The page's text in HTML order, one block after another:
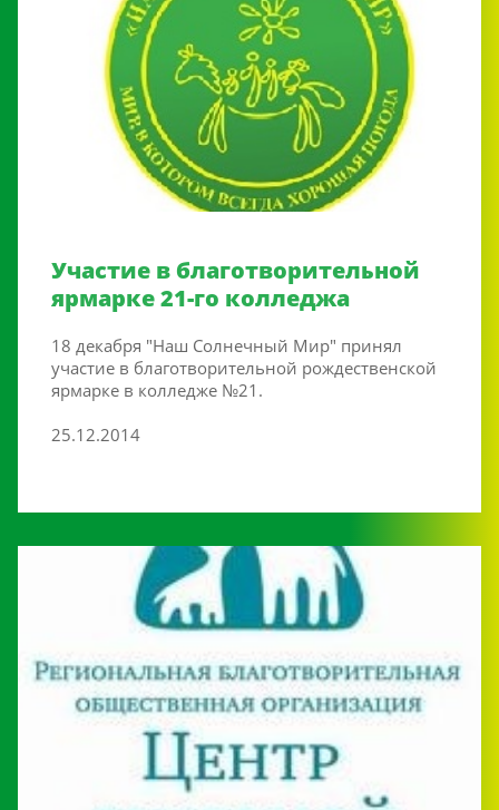
Участие в благотворительной
ярмарке 21-го колледжа
18 декабря "Наш Солнечный Мир" принял
участие в благотворительной рождественской
ярмарке в колледже №21.
25.12.2014